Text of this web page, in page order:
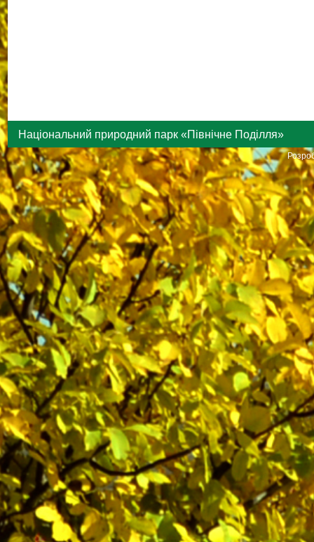
Національний природний парк «Північне Поділля»